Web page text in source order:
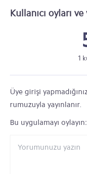
Kullanıcı oyları
1
Üye girişi
rumuzuyla yayınlanır.
Bu uygulamayı oylayın: